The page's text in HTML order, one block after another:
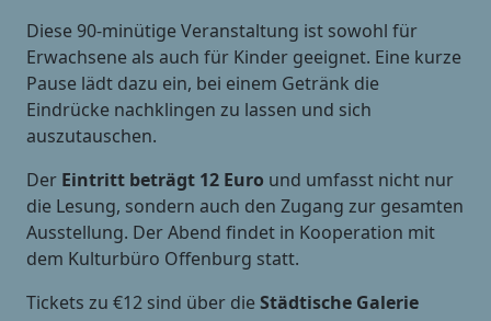
Diese 90-minütige Veranstaltung ist sowohl für
Erwachsene als auch für Kinder geeignet. Eine kurze
Pause lädt dazu ein, bei einem Getränk die
Eindrücke nachklingen zu lassen und sich
auszutauschen.
Der Eintritt beträgt 12 Euro und umfasst nicht nur
die Lesung, sondern auch den Zugang zur gesamten
Ausstellung. Der Abend findet in Kooperation mit
dem Kulturbüro Offenburg statt.
Tickets zu €12 sind über dieStädtische Galerie